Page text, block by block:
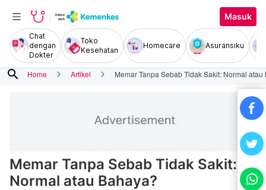
Masuk
Chat
dengan
Dokter
Toko
Kesehatan
Homecare Asuransiku
search Home Artikel Memar Tanpa Sebab Tidak Sakit: Normal atau
Memar Tanpa Sebab Tidak Sakit:
Normal atau Bahaya?